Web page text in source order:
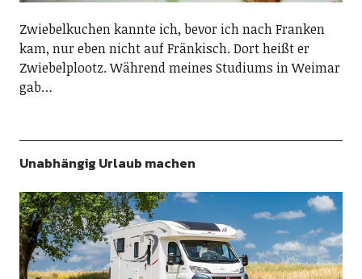
Zwiebelkuchen kannte ich, bevor ich nach Franken
kam, nur eben nicht auf Fränkisch. Dort heißt er
Zwiebelplootz. Während meines Studiums in Weimar
gab…
Unabhängig Urlaub machen